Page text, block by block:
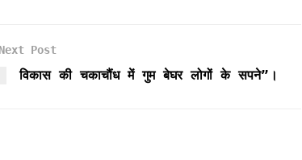
Next Post
विकास की चकाचौंध में गुम बेघर लोगों के सपने”।